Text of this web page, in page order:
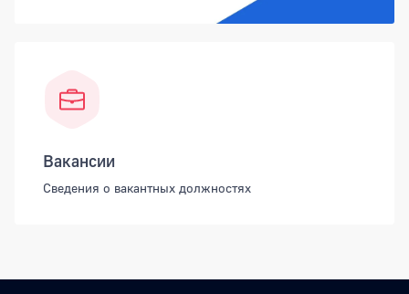
Вакансии
Сведения о вакантных должностях